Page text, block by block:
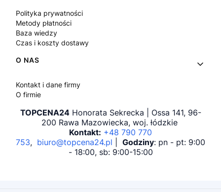
Polityka prywatności
Metody płatności
Baza wiedzy
Czas i koszty dostawy
O NAS
Kontakt i dane firmy
O firmie
TOPCENA24Honorata Sekrecka | Ossa 141, 96-
200 Rawa Mazowiecka, woj. łódzkie
Kontakt: +48 790 770
753, biuro@topcena24.pl Godziny: pn - pt: 9:00
- 18:00, sb: 9:00-15:00